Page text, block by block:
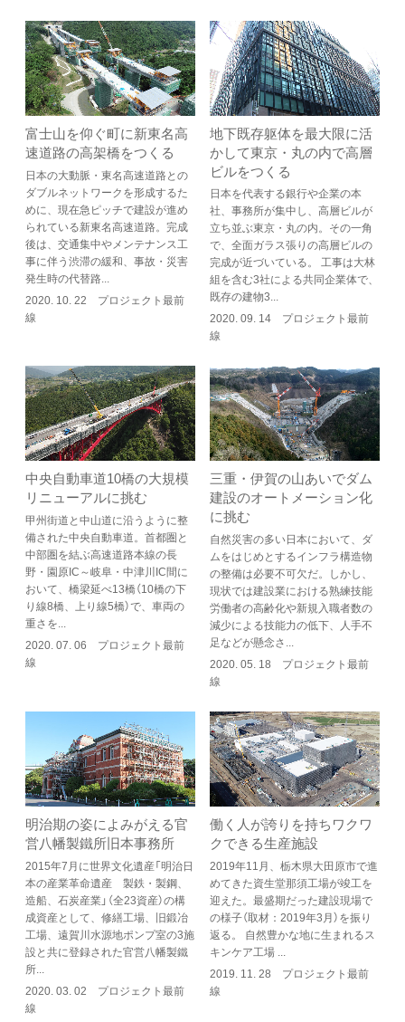
富士山を仰ぐ町に新東名高
速道路の高架橋をつくる
日本の大動脈・東名高速道路との
ダブルネットワークを形成するた
めに、現在急ピッチで建設が進め
られている新東名高速道路。完成
後は、交通集中やメンテナンス工
事に伴う渋滞の緩和、事故・災害
発生時の代替路...
2020. 10. 22 プロジェクト最前
線
地下既存躯体を最大限に活
かして東京・丸の内で高層
ビルをつくる
日本を代表する銀行や企業の本
社、事務所が集中し、高層ビルが
立ち並ぶ東京・丸の内。その一角
で、全面ガラス張りの高層ビルの
完成が近づいている。 工事は大林
組を含む3社による共同企業体で、
既存の建物3...
2020. 09. 14 プロジェクト最前
線
中央自動車道10橋の大規模
リニューアルに挑む
甲州街道と中山道に沿うように整
備された中央自動車道。首都圏と
中部圏を結ぶ高速道路本線の長
野・園原IC～岐阜・中津川IC間に
おいて、橋梁延べ13橋（10橋の下
り線8橋、上り線5橋）で、車両の
重さを...
2020. 07. 06 プロジェクト最前
線
三重・伊賀の山あいでダム
建設のオートメーション化
に挑む
自然災害の多い日本において、ダ
ムをはじめとするインフラ構造物
の整備は必要不可欠だ。しかし、
現状では建設業における熟練技能
労働者の高齢化や新規入職者数の
減少による技能力の低下、人手不
足などが懸念さ...
2020. 05. 18 プロジェクト最前
線
明治期の姿によみがえる官
営八幡製鐵所旧本事務所
2015年7月に世界文化遺産「明治日
本の産業革命遺産 製鉄・製鋼、
造船、石炭産業」（全23資産）の構
成資産として、修繕工場、旧鍛冶
工場、遠賀川水源地ポンプ室の3施
設と共に登録された官営八幡製鐵
所...
2020. 03. 02 プロジェクト最前
線
働く人が誇りを持ちワクワ
クできる生産施設
2019年11月、栃木県大田原市で進
めてきた資生堂那須工場が竣工を
迎えた。最盛期だった建設現場で
の様子（取材：2019年3月）を振り
返る。 自然豊かな地に生まれるス
キンケア工場 ...
2019. 11. 28 プロジェクト最前
線